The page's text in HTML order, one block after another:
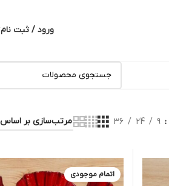
ورود / ثبت نام
9
24
36
اتمام موجودی